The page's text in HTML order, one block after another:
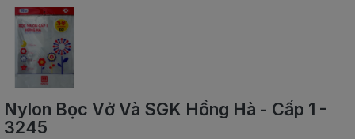
NGỮ
VPP
ĐỒ
DÙNG
SINH
Nylon Bọc Vở Và SGK Hồng Hà - Cấp 1 -
3245